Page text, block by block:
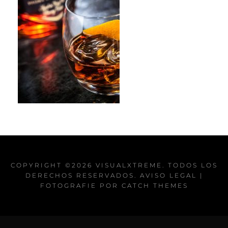
COPYRIGHT ©2026 VISUALXTREME . TODOS LOS
DERECHOS RESERVADOS. AVISO LEGAL
|
FOTOGRAFIE POR CATCH THEMES